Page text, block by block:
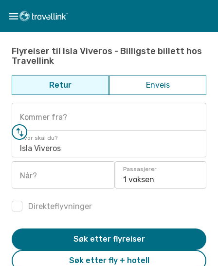
Flyreiser til Isla Viveros - Billigste billett hos
Travellink
Retur Enveis
Kommer fra?
Hvor skal du?
Isla Viveros
Når?
Passasjerer
1 voksen
Direkteflyvninger
Søk etter fly + hotell
Søk etter flyreiser